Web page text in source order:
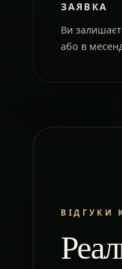
ЗАЯВКА
Ви
або в
ВІДГУКИ